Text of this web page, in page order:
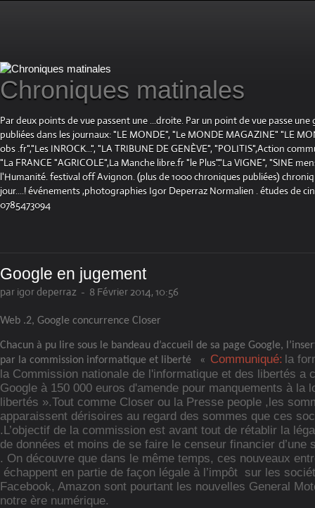
Chroniques matinales
Par deux points de vue passent une ...droite. Par un point de vue passe
publiées dans les journaux: "LE MONDE", "Le MONDE MAGAZINE" "LE
obs .fr","Les INROCK...", "LA TRIBUNE DE GENÈVE", "POLITIS",Action
"La FRANCE "AGRICOLE",La Manche libre.fr "le Plus"."La VIGNE", "SINE
l'Humanité. festival off Avignon. (plus de 1000 chroniques publiées)
jour....! événements ,photographies Igor Deperraz Normalien . études de
0785473094
Google en jugement
par igor deperraz - 8 Février 2014, 10:56
Web .2, Google concurrence Closer
Chacun à pu lire sous le bandeau d’accueil de sa page Google,
par la commission informatique et liberté
« Communiqué: la
la Commission nationale de l'informatique et des libertés a
Google à 150 000 euros d'amende pour manquements à la
libertés ».Tout comme Closer ou la Presse people ,les
apparaissent dérisoires au regard des sommes que ces
.L’objectif de la commission est avant tout de rétablir la
de données et moins de se faire le censeur financier d’une
. On découvre que dans le même temps, ces nouveaux
échappent en partie de façon légale à l’impôt sur les
Facebook, Amazon sont pourtant les nouvelles General
notre ère numérique.